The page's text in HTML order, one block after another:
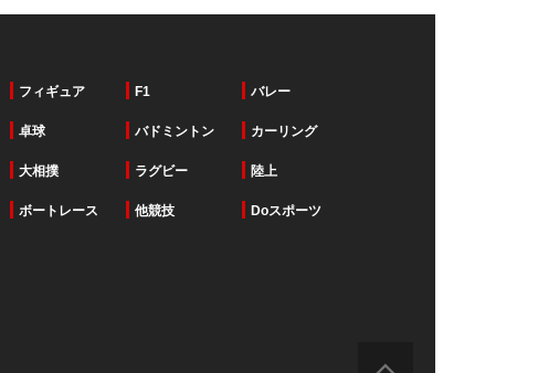
フィギュア F1 バレー
卓球 バドミントン カーリング
大相撲 ラグビー 陸上
ボートレース 他競技 Doスポーツ